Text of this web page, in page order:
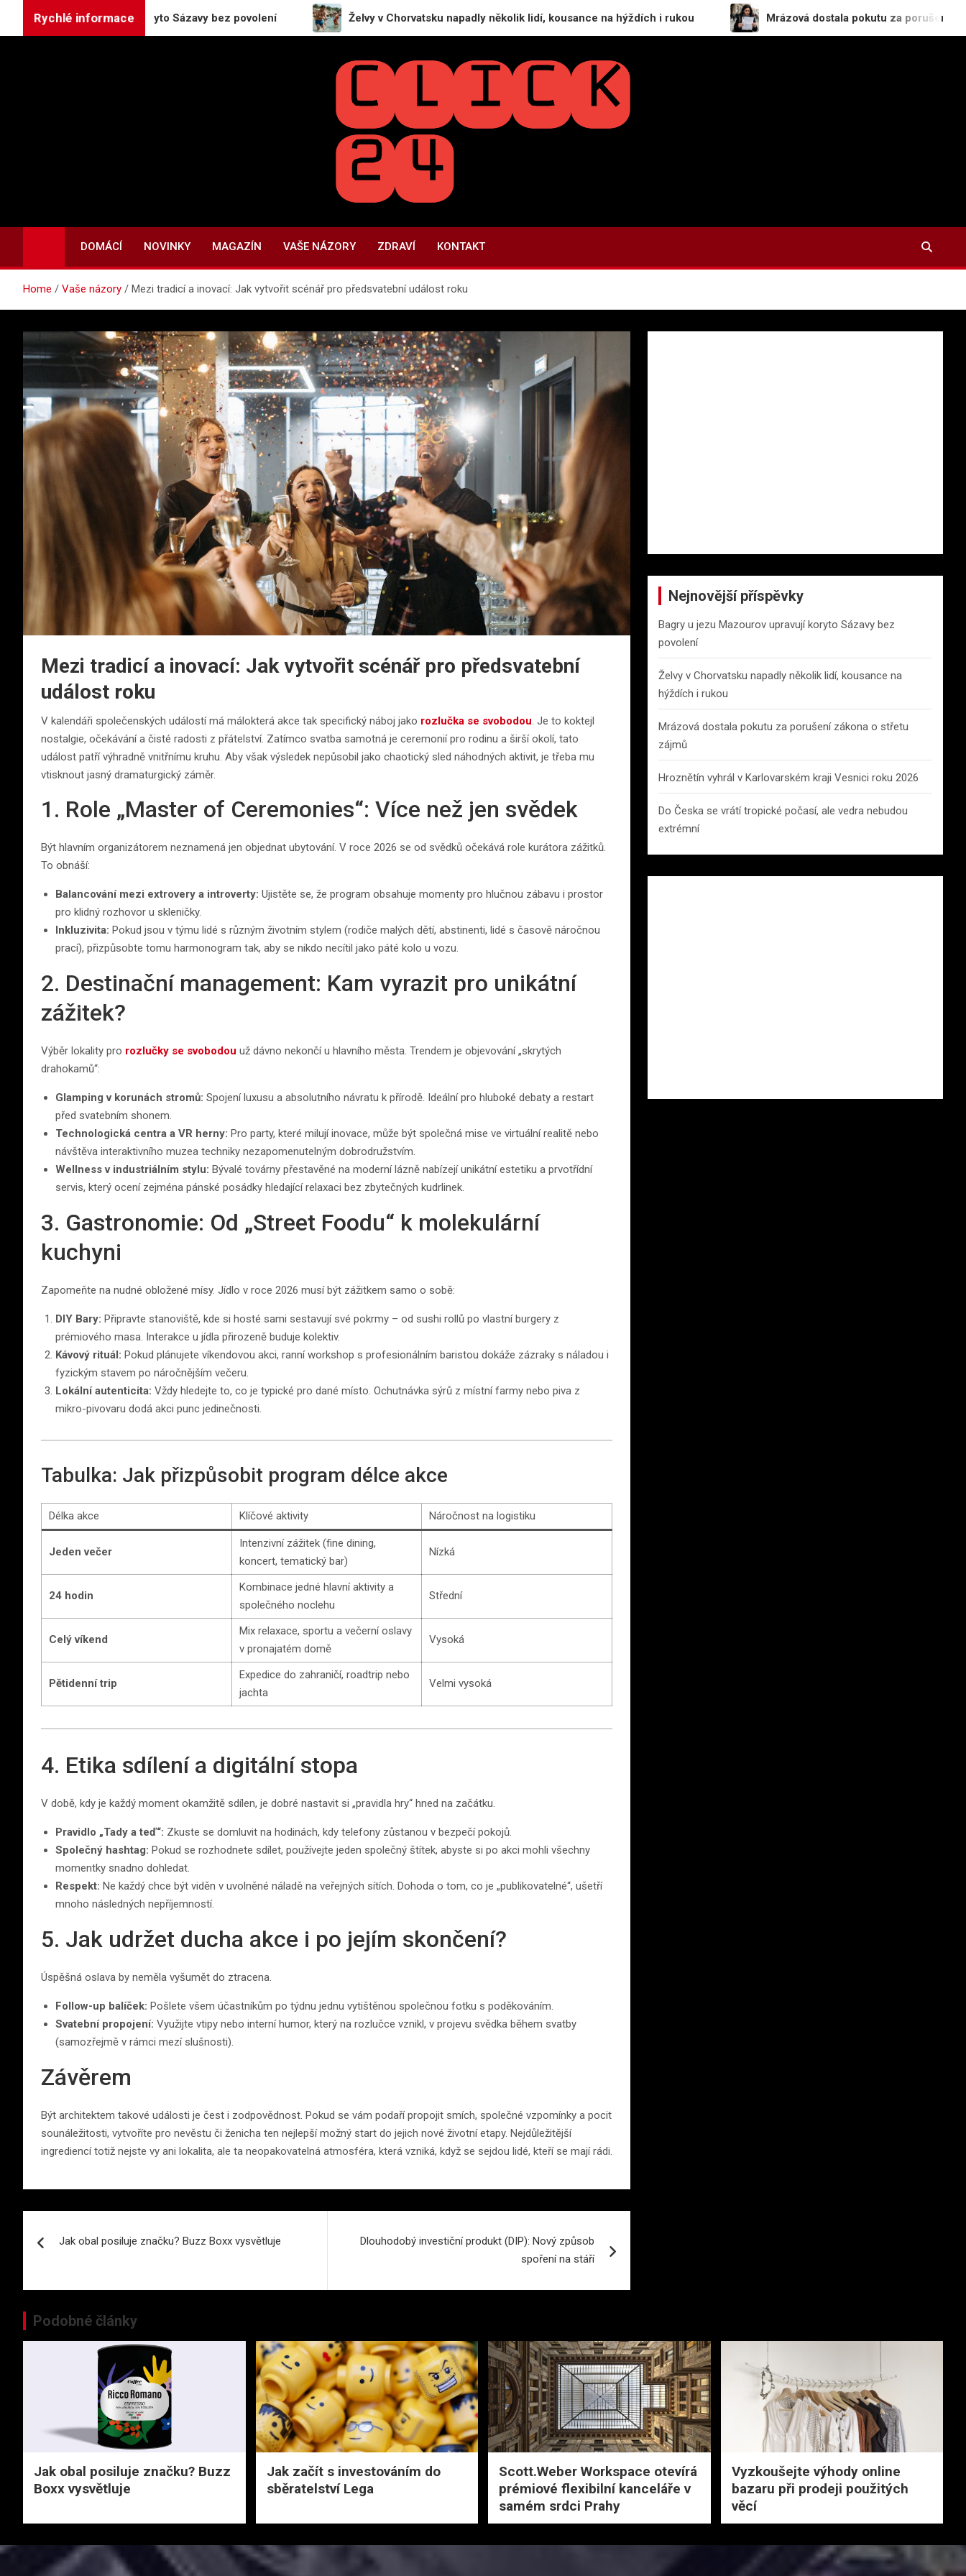
Rychlé informace
upravují koryto Sázavy bez povolení Želvy v Chorvatsku napadly několik lidí, kousance na hýždích i rukou Mrázová dostala pokutu za porušení zákona o
CLICK24.CZ
DOMÁCÍ NOVINKY MAGAZÍN VAŠE NÁZORY ZDRAVÍ KONTAKT
Home Vaše názory Mezi tradicí a inovací: Jak vytvořit scénář pro předsvatební událost roku
Mezi tradicí a inovací: Jak vytvořit scénář pro předsvatební
událost roku
V kalendáři společenských událostí má málokterá akce tak specifický náboj jako rozlučka se svobodou. Je to koktejl
nostalgie, očekávání a čisté radosti z přátelství. Zatímco svatba samotná je ceremonií pro rodinu a širší okolí, tato
událost patří výhradně vnitřnímu kruhu. Aby však výsledek nepůsobil jako chaotický sled náhodných aktivit, je třeba mu
vtisknout jasný dramaturgický záměr.
1. Role „Master of Ceremonies“: Více než jen svědek
Být hlavním organizátorem neznamená jen objednat ubytování. V roce 2026 se od svědků očekává role kurátora zážitků.
To obnáší:
Balancování mezi extrovery a introverty: Ujistěte se, že program obsahuje momenty pro hlučnou zábavu i prostor
pro klidný rozhovor u skleničky.
Inkluzivita: Pokud jsou v týmu lidé s různým životním stylem (rodiče malých dětí, abstinenti, lidé s časově náročnou
prací), přizpůsobte tomu harmonogram tak, aby se nikdo necítil jako páté kolo u vozu.
2. Destinační management: Kam vyrazit pro unikátní
zážitek?
Výběr lokality pro rozlučky se svobodou už dávno nekončí u hlavního města. Trendem je objevování „skrytých
drahokamů“:
Glamping v korunách stromů: Spojení luxusu a absolutního návratu k přírodě. Ideální pro hluboké debaty a restart
před svatebním shonem.
Technologická centra a VR herny: Pro party, které milují inovace, může být společná mise ve virtuální realitě nebo
návštěva interaktivního muzea techniky nezapomenutelným dobrodružstvím.
Wellness v industriálním stylu: Bývalé továrny přestavěné na moderní lázně nabízejí unikátní estetiku a prvotřídní
servis, který ocení zejména pánské posádky hledající relaxaci bez zbytečných kudrlinek.
3. Gastronomie: Od „Street Foodu“ k molekulární
kuchyni
Zapomeňte na nudné obložené mísy. Jídlo v roce 2026 musí být zážitkem samo o sobě:
DIY Bary: Připravte stanoviště, kde si hosté sami sestavují své pokrmy – od sushi rollů po vlastní burgery z
prémiového masa. Interakce u jídla přirozeně buduje kolektiv.
Kávový rituál: Pokud plánujete víkendovou akci, ranní workshop s profesionálním baristou dokáže zázraky s náladou i
fyzickým stavem po náročnějším večeru.
Lokální autenticita: Vždy hledejte to, co je typické pro dané místo. Ochutnávka sýrů z místní farmy nebo piva z
mikro-pivovaru dodá akci punc jedinečnosti.
Tabulka: Jak přizpůsobit program délce akce
Délka akce Klíčové aktivity Náročnost na logistiku
Jeden večer
Intenzivní zážitek (fine dining,
koncert, tematický bar)
Nízká
24 hodin
Kombinace jedné hlavní aktivity a
společného noclehu
Střední
Celý víkend
Mix relaxace, sportu a večerní oslavy
v pronajatém domě
Vysoká
Pětidenní trip
Expedice do zahraničí, roadtrip nebo
jachta
Velmi vysoká
4. Etika sdílení a digitální stopa
V době, kdy je každý moment okamžitě sdílen, je dobré nastavit si „pravidla hry“ hned na začátku.
Pravidlo „Tady a teď“: Zkuste se domluvit na hodinách, kdy telefony zůstanou v bezpečí pokojů.
Společný hashtag: Pokud se rozhodnete sdílet, používejte jeden společný štítek, abyste si po akci mohli všechny
momentky snadno dohledat.
Respekt: Ne každý chce být viděn v uvolněné náladě na veřejných sítích. Dohoda o tom, co je „publikovatelné“, ušetří
mnoho následných nepříjemností.
5. Jak udržet ducha akce i po jejím skončení?
Úspěšná oslava by neměla vyšumět do ztracena.
Follow-up balíček: Pošlete všem účastníkům po týdnu jednu vytištěnou společnou fotku s poděkováním.
Svatební propojení: Využijte vtipy nebo interní humor, který na rozlučce vznikl, v projevu svědka během svatby
(samozřejmě v rámci mezí slušnosti).
Závěrem
Být architektem takové události je čest i zodpovědnost. Pokud se vám podaří propojit smích, společné vzpomínky a pocit
sounáležitosti, vytvoříte pro nevěstu či ženicha ten nejlepší možný start do jejich nové životní etapy. Nejdůležitější
ingrediencí totiž nejste vy ani lokalita, ale ta neopakovatelná atmosféra, která vzniká, když se sejdou lidé, kteří se mají rádi.
pro
příspěvek
Jak obal posiluje značku? Buzz Boxx vysvětluje
Dlouhodobý investiční produkt (DIP): Nový způsob
spoření na stáří
Nejnovější příspěvky
Bagry u jezu Mazourov upravují koryto Sázavy bez
povolení
Želvy v Chorvatsku napadly několik lidí, kousance na
hýždích i rukou
Mrázová dostala pokutu za porušení zákona o střetu
zájmů
Hroznětín vyhrál v Karlovarském kraji Vesnici roku 2026
Do Česka se vrátí tropické počasí, ale vedra nebudou
extrémní
Podobné články
Jak obal posiluje značku? Buzz
Boxx vysvětluje
Jak začít s investováním do
sběratelství Lega
Scott.Weber Workspace otevírá
prémiové flexibilní kanceláře v
samém srdci Prahy
Vyzkoušejte výhody online
bazaru při prodeji použitých
věcí